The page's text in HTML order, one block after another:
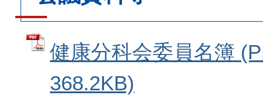
健康分科会委員名簿
368.2KB)